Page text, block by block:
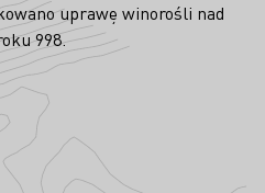
uprawę winorośli nad
998.